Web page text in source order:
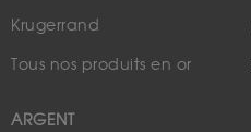
Krugerrand
Tous nos produits en or
ARGENT